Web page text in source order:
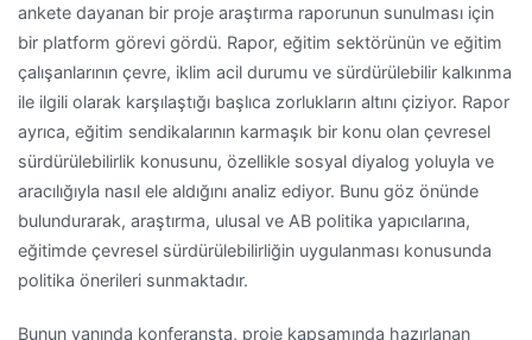
ankete dayanan bir proje araştırma raporunun sunulması için
bir platform görevi gördü. Rapor, eğitim sektörünün ve eğitim
çalışanlarının çevre, iklim acil durumu ve sürdürülebilir kalkınma
ile ilgili olarak karşılaştığı başlıca zorlukların altını çiziyor. Rapor
ayrıca, eğitim sendikalarının karmaşık bir konu olan çevresel
sürdürülebilirlik konusunu, özellikle sosyal diyalog yoluyla ve
aracılığıyla nasıl ele aldığını analiz ediyor. Bunu göz önünde
bulundurarak, araştırma, ulusal ve AB politika yapıcılarına,
eğitimde çevresel sürdürülebilirliğin uygulanması konusunda
politika önerileri sunmaktadır.
Bunun yanında konferansta, proje kapsamında hazırlanan